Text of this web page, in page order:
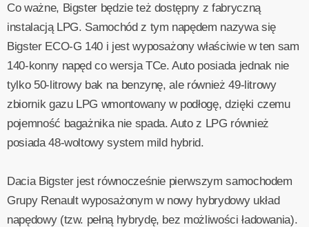
Co ważne, Bigster będzie też dostępny z fabryczną
instalacją LPG. Samochód z tym napędem nazywa się
Bigster ECO-G 140 i jest wyposażony właściwie w ten sam
140-konny napęd co wersja TCe. Auto posiada jednak nie
tylko 50-litrowy bak na benzynę, ale również 49-litrowy
zbiornik gazu LPG wmontowany w podłogę, dzięki czemu
pojemność bagażnika nie spada. Auto z LPG również
posiada 48-woltowy system mild hybrid.
Dacia Bigster jest równocześnie pierwszym samochodem
Grupy Renault wyposażonym w nowy hybrydowy układ
napędowy (tzw. pełną hybrydę, bez możliwości ładowania).